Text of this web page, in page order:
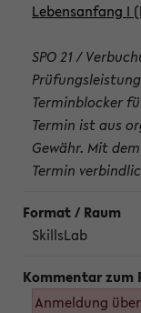
Lebensanfang I
SPO 21 /
Terminblocker
Termin ist aus
Gewähr. Mit
Termin
SkillsLab
Anmeldung über